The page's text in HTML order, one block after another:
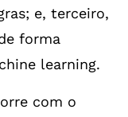
e, terceiro,
forma
learning.
com o